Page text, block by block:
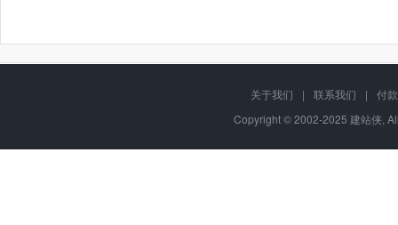
关于我们 | 联系我们 |
付
Copyright © 2002-2025 建站侠,